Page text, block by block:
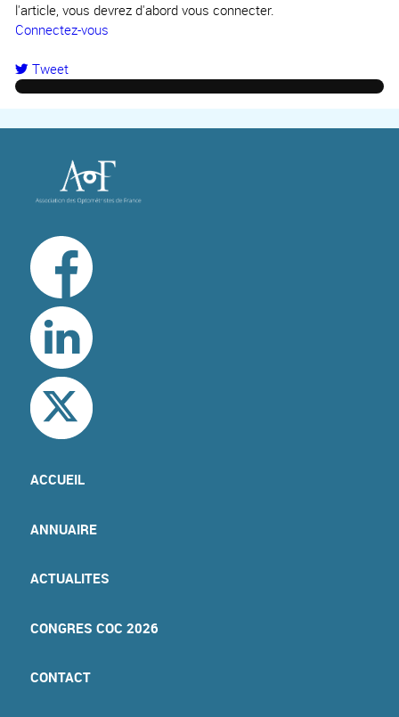
l'article, vous devrez d'abord vous connecter.
Connectez-vous
Tweet
pinterest
ACCUEIL
ANNUAIRE
ACTUALITES
CONGRES COC 2026
CONTACT